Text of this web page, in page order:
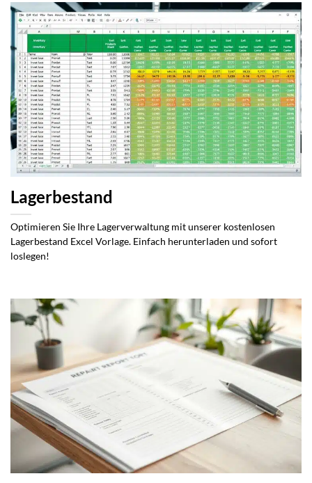
Lagerbestand
Optimieren Sie Ihre Lagerverwaltung mit unserer kostenlosen
Lagerbestand Excel Vorlage. Einfach herunterladen und sofort
loslegen!